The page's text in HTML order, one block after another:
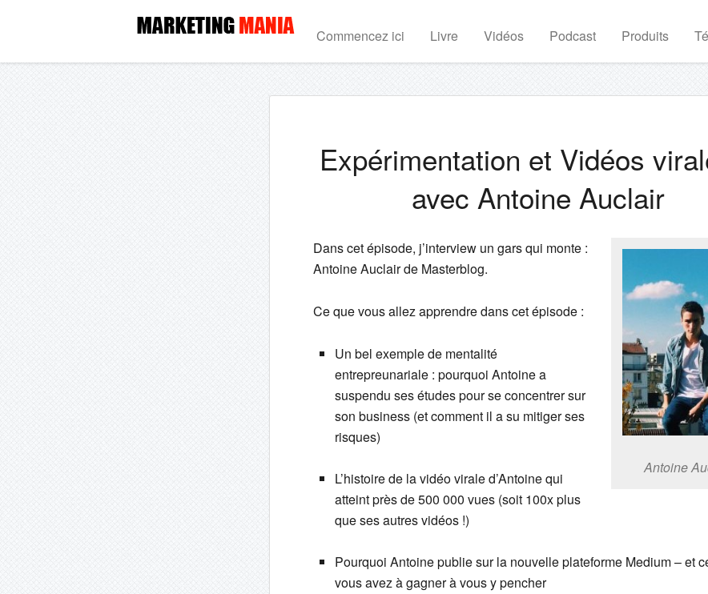
Commencez ici Livre Vidéos Podcast Produits
Expérimentation et Vidéos
avec Antoine Auclair
Antoine
Dans cet épisode, j’interview un gars qui monte :
Antoine Auclair de Masterblog.
Ce que vous allez apprendre dans cet épisode :
Un bel exemple de mentalité
entrepreunariale : pourquoi Antoine a
suspendu ses études pour se concentrer sur
son business (et comment il a su mitiger ses
risques)
L’histoire de la vidéo virale d’Antoine qui
atteint près de 500 000 vues (soit 100x plus
que ses autres vidéos !)
Pourquoi Antoine publie sur la nouvelle plateforme Medium – et
vous avez à gagner à vous y pencher